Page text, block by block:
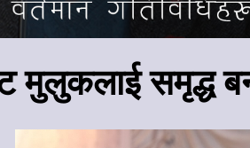
मुलुकलाई